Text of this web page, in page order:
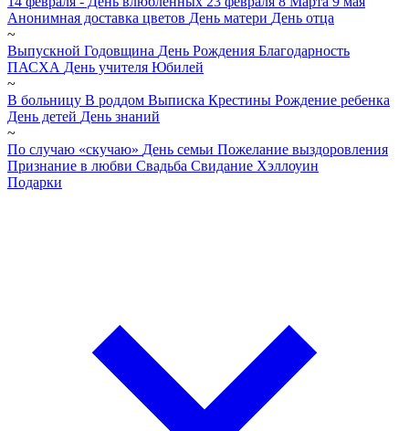
Анонимная доставка цветов День матери День отца
~
Выпускной Годовщина День Рождения Благодарность
ПАСХА День учителя Юбилей
~
В больницу В роддом Выписка Крестины Рождение ребенка
День детей День знаний
~
По случаю «скучаю» День семьи Пожелание выздоровления
Признание в любви Свадьба Свидание Хэллоуин
Подарки